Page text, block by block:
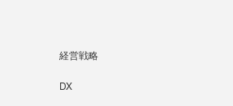
経営戦略
DX